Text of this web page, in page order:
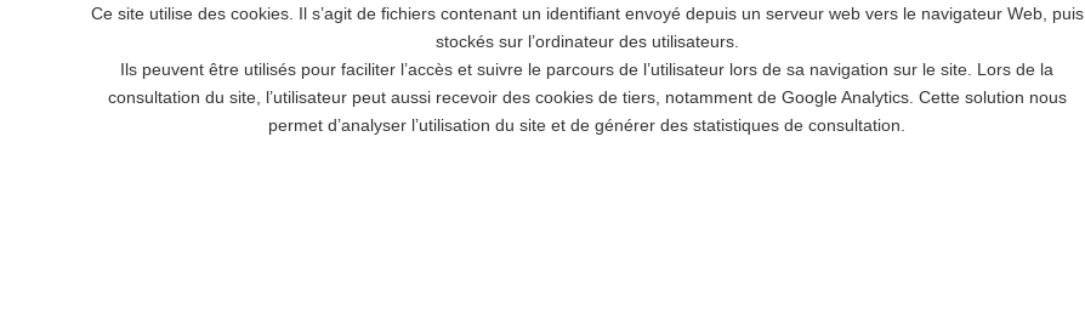
Ce site utilise des cookies. Il s’agit de fichiers contenant un identifiant envoyé depuis un serveur web vers le navigateur Web, puis
stockés sur l’ordinateur des utilisateurs.
Ils peuvent être utilisés pour faciliter l’accès et suivre le parcours de l’utilisateur lors de sa navigation sur le site. Lors de la
consultation du site, l’utilisateur peut aussi recevoir des cookies de tiers, notamment de Google Analytics. Cette solution nous
permet d’analyser l’utilisation du site et de générer des statistiques de consultation.